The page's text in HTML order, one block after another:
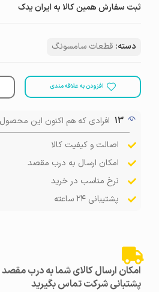
ثبت سفارش همین کالا به ایران یدک
دسته: قطعات سامسونگ
افزودن به علاقه مندی
13 افرادی که هم اکنون این محصول
اصالت و کیفیت کالا
امکان ارسال به درب مقصد
نرخ مناسب در خرید
پشتیبانی ۲۴ ساعته
امکان ارسال کالای شما به درب مقصد
پشتبانی شرکت تماس بگیرید